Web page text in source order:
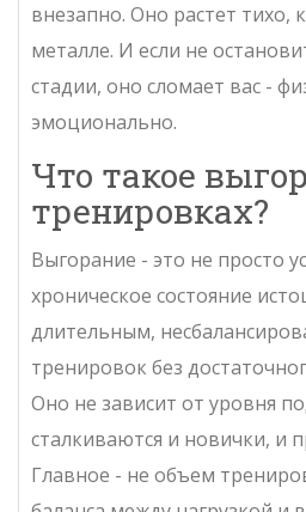
внезапно. Оно растет тихо,
металле. И если не
стадии, оно сломает вас -
эмоционально.
Что такое
тренировках?
Выгорание - это не просто
хроническое состояние
длительным,
тренировок без
Оно не зависит от уровня
сталкиваются и новички, и
Главное - не объем